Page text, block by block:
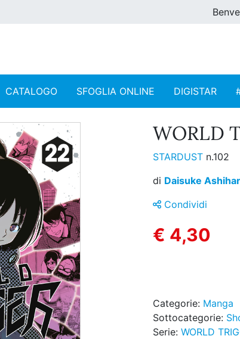
CATALOGO SFOGLIA ONLINE DIGISTAR
WORLD
STARDUST n.102
di Daisuke
Condividi
€ 4,30
Categorie: Manga
Sottocategorie:
Serie: WORLD